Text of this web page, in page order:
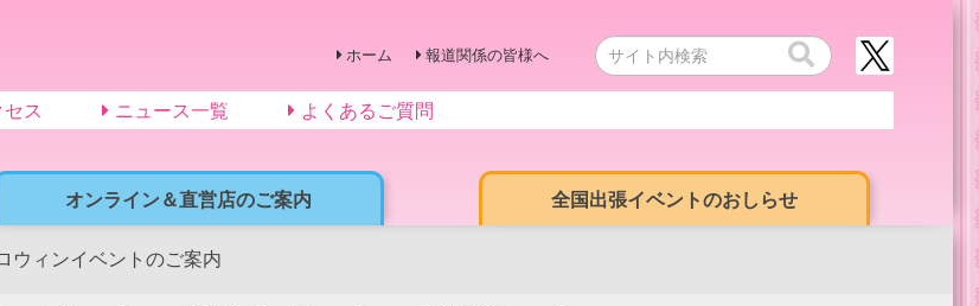
オンライン＆直営店のご案内 全国出張イベントのおしらせ
ホーム 報道関係の皆様へ
ス ニュース一覧 よくあるご質問
ウィンイベントのご案内